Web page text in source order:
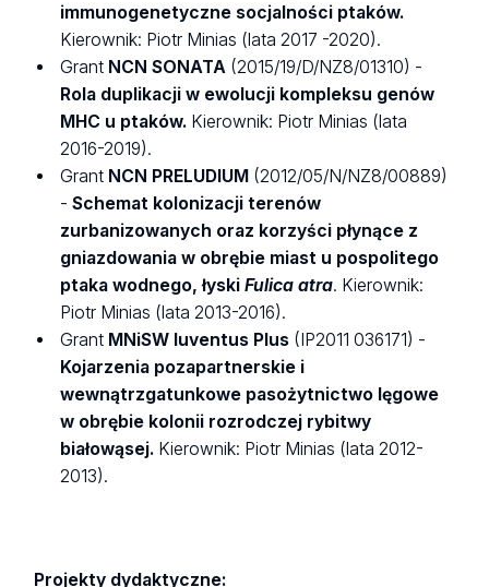
immunogenetyczne socjalności ptaków.
Kierownik: Piotr Minias (lata 2017 -2020).
Grant NCN SONATA (2015/19/D/NZ8/01310) -
Rola duplikacji w ewolucji kompleksu genów
MHC u ptaków. Kierownik: Piotr Minias (lata
2016-2019).
Grant NCN PRELUDIUM (2012/05/N/NZ8/00889)
-Schemat kolonizacji terenów
zurbanizowanych oraz korzyści płynące z
gniazdowania w obrębie miast u pospolitego
ptaka wodnego, łyskiFulica atra. Kierownik:
Piotr Minias (lata 2013-2016).
Grant MNiSW Iuventus Plus (IP2011 036171) -
Kojarzenia pozapartnerskie i
wewnątrzgatunkowe pasożytnictwo lęgowe
w obrębie kolonii rozrodczej rybitwy
białowąsej. Kierownik: Piotr Minias (lata 2012-
2013).
Projekty dydaktyczne: